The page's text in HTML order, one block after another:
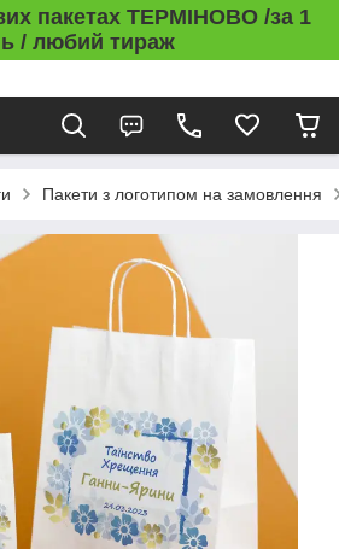
пакетах ТЕРМІНОВО /за 1
/ любий тираж
Пакети з логотипом на замовлення